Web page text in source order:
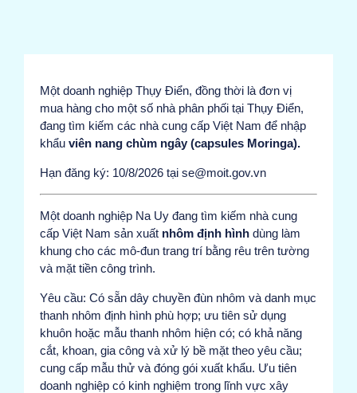
Một doanh nghiệp Thụy Điển, đồng thời là đơn vị
mua hàng cho một số nhà phân phối tại Thụy Điển,
đang tìm kiếm các nhà cung cấp Việt Nam để nhập
khẩu viên nang chùm ngây (capsules Moringa).
Hạn đăng ký: 10/8/2026 tại se@moit.gov.vn
Một doanh nghiệp Na Uy đang tìm kiếm nhà cung
cấp Việt Nam sản xuất nhôm định hình dùng làm
khung cho các mô-đun trang trí bằng rêu trên tường
và mặt tiền công trình.
Yêu cầu: Có sẵn dây chuyền đùn nhôm và danh mục
thanh nhôm định hình phù hợp; ưu tiên sử dụng
khuôn hoặc mẫu thanh nhôm hiện có; có khả năng
cắt, khoan, gia công và xử lý bề mặt theo yêu cầu;
cung cấp mẫu thử và đóng gói xuất khẩu. Ưu tiên
doanh nghiệp có kinh nghiệm trong lĩnh vực xây